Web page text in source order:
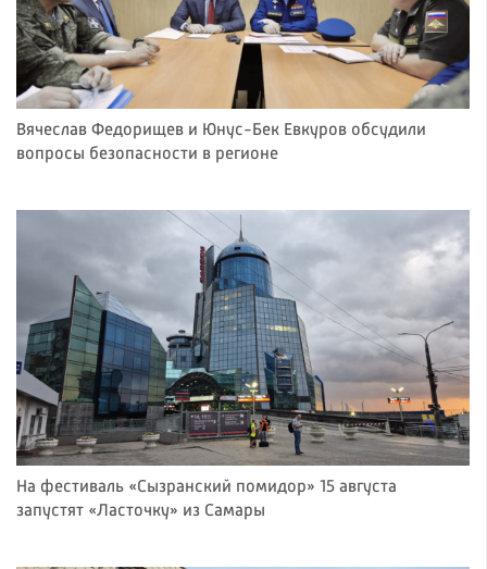
Вячеслав Федорищев и Юнус-Бек Евкуров обсудили
вопросы безопасности в регионе
На фестиваль «Сызранский помидор» 15 августа
запустят «Ласточку» из Самары